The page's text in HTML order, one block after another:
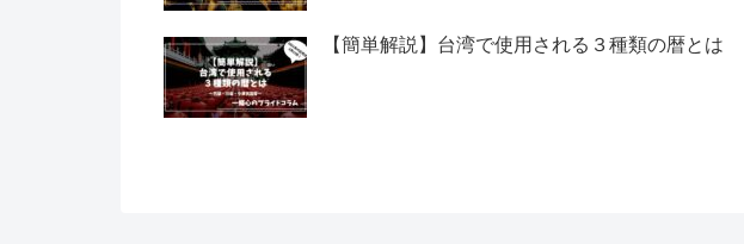
【簡単解説】台湾で使用される３種類の暦とは